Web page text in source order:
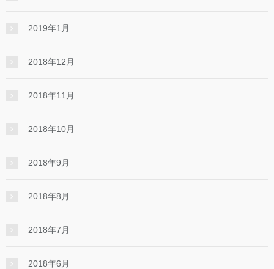
2019年1月
2018年12月
2018年11月
2018年10月
2018年9月
2018年8月
2018年7月
2018年6月